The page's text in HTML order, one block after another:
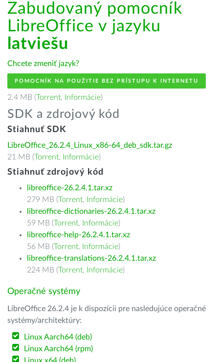
Zabudovaný pomocník
LibreOffice v jazyku
latviešu
Chcete zmeniť jazyk?
POMOCNÍK NA POUŽITIE BEZ PRÍSTUPU K INTERNETU
2.4 MB (Torrent, Informácie)
SDK a zdrojový kód
Stiahnuť SDK
LibreOffice_26.2.4_Linux_x86-64_deb_sdk.tar.gz
21 MB (Torrent, Informácie)
Stiahnuť zdrojový kód
libreoffice-26.2.4.1.tar.xz
279 MB (Torrent, Informácie)
libreoffice-dictionaries-26.2.4.1.tar.xz
59 MB (Torrent, Informácie)
libreoffice-help-26.2.4.1.tar.xz
56 MB (Torrent, Informácie)
libreoffice-translations-26.2.4.1.tar.xz
224 MB (Torrent, Informácie)
Operačné systémy
LibreOffice 26.2.4 je k dispozícii pre nasledujúce operačné
systémy/architektúry:
Linux Aarch64 (deb)
Linux Aarch64 (rpm)